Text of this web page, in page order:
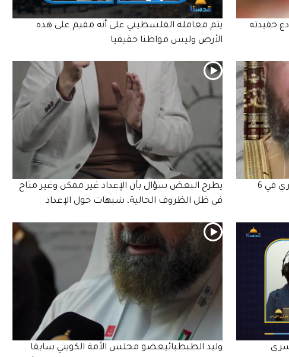
حفيدته
يتم معاملة الفلسطيني على أنه مقيم على هذه
الأرض وليس مواطنا حقيقيا
وكأن 7 أكتوبر أكمل انتصار الجيش المصري في 6
يطرح البعض سؤال بأن الإعداد غير ممكن وغير متاح
في ظل الظروف الحالية، شبهات حول الإعداد
وليد الطبطبائيعضو مجلس الأمة الكويتي سابقا